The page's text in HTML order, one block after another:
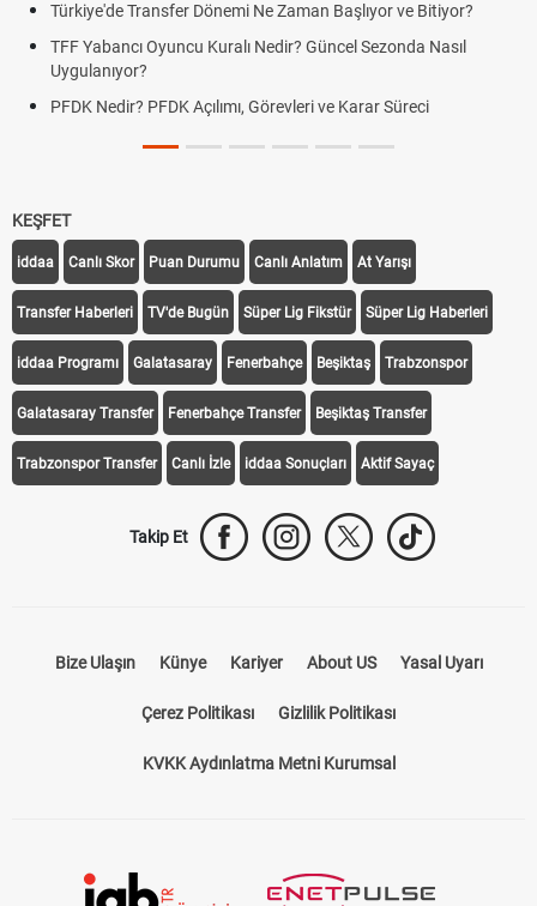
Türkiye'de Transfer Dönemi Ne Zaman Başlıyor ve Bitiyor?
TFF Yabancı Oyuncu Kuralı Nedir? Güncel Sezonda Nasıl
Uygulanıyor?
PFDK Nedir? PFDK Açılımı, Görevleri ve Karar Süreci
KEŞFET
iddaa Canlı Skor Puan Durumu Canlı Anlatım At Yarışı
Transfer Haberleri TV'de Bugün Süper Lig Fikstür Süper Lig Haberleri
iddaa Programı Galatasaray Fenerbahçe Beşiktaş Trabzonspor
Galatasaray Transfer Fenerbahçe Transfer Beşiktaş Transfer
Trabzonspor Transfer Canlı İzle iddaa Sonuçları Aktif Sayaç
Takip Et
Bize Ulaşın Künye Kariyer About US Yasal Uyarı
Çerez Politikası Gizlilik Politikası
KVKK Aydınlatma Metni Kurumsal